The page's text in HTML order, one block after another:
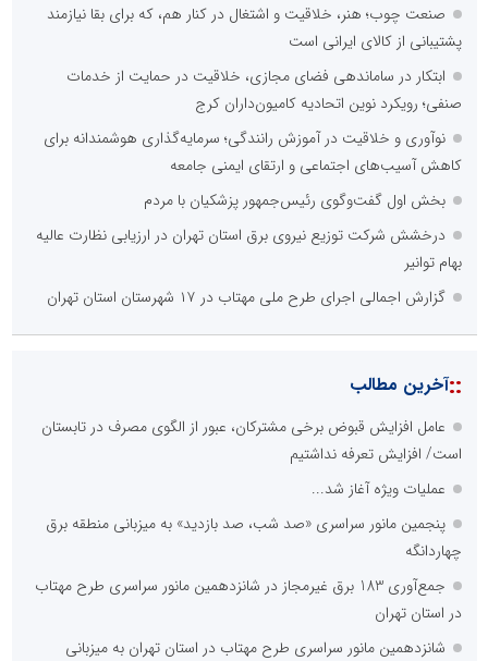
صنعت چوب؛ هنر، خلاقیت و اشتغال در کنار هم، که برای بقا نیازمند
پشتیبانی از کالای ایرانی است
ابتکار در ساماندهی فضای مجازی، خلاقیت در حمایت از خدمات
صنفی؛ رویکرد نوین اتحادیه کامیون‌داران کرج
نوآوری و خلاقیت در آموزش رانندگی؛ سرمایه‌گذاری هوشمندانه برای
کاهش آسیب‌های اجتماعی و ارتقای ایمنی جامعه
بخش اول گفت‌وگوی رئیس‌جمهور پزشکیان با مردم
درخشش شرکت توزیع نیروی برق استان تهران در ارزیابی نظارت عالیه
بهام توانیر
گزارش اجمالی اجرای طرح ملی مهتاب در ۱۷ شهرستان استان تهران
::آخرین مطالب
عامل افزایش قبوض برخی مشترکان، عبور از الگوی مصرف در تابستان
است/ افزایش تعرفه نداشتیم
عملیات ویژه آغاز شد...
پنجمین مانور سراسری «صد شب، صد بازدید» به میزبانی منطقه برق
چهاردانگه
جمع‌آوری 183 برق غیرمجاز در شانزدهمین مانور سراسری طرح مهتاب
در استان تهران
شانزدهمین مانور سراسری طرح مهتاب در استان تهران به میزبانی